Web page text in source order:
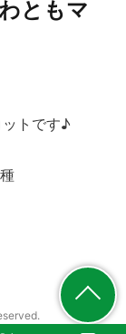
ともマ
トです♪